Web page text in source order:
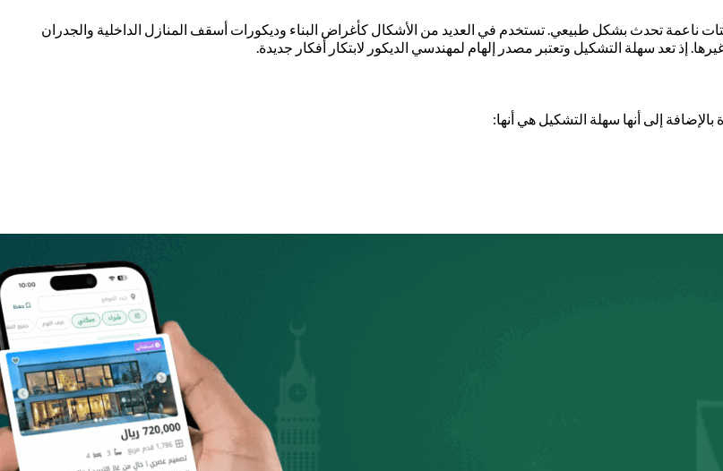
ناعمة تحدث بشكل طبيعي. تستخدم في العديد من الأشكال كأغراض البناء وديكورات أسقف المنازل الداخلية والجدران
إذ تعد سهلة التشكيل وتعتبر مصدر إلهام لمهندسي الديكور لابتكار أفكار جديدة.
إلى أنها سهلة التشكيل هي أنها: